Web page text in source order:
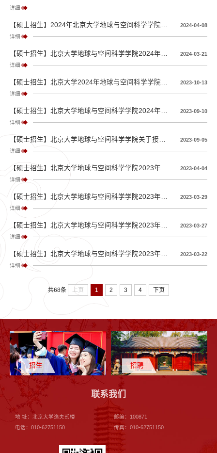
详细
2024-04-08
详细
2024-03-21
详细
2023-10-13
详细
2023-09-10
详细
2023-09-05
详细
2023-04-04
详细
2023-03-29
详细
2023-03-27
详细
2023-03-22
详细
共68条 上页 1 2 3 4 下页
招生 招聘
联系我们
地 址：北京大学逸夫贰楼
邮编：100871
电话：010-62751150
传真：010-62751150